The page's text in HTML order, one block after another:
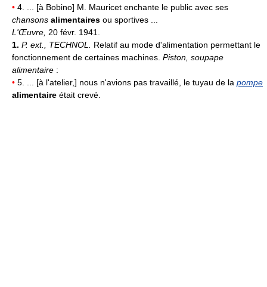
• 4. ... [à Bobino] M. Mauricet enchante le public avec ses
chansons alimentaires ou sportives ...
L'Œuvre, 20 févr. 1941.
1. P. ext., TECHNOL. Relatif au mode d'alimentation permettant le
fonctionnement de certaines machines. Piston, soupape
alimentaire :
• 5. ... [à l'atelier,] nous n'avions pas travaillé, le tuyau de la pompe
alimentaire était crevé.